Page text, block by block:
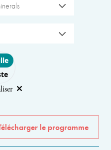
layout
le programme